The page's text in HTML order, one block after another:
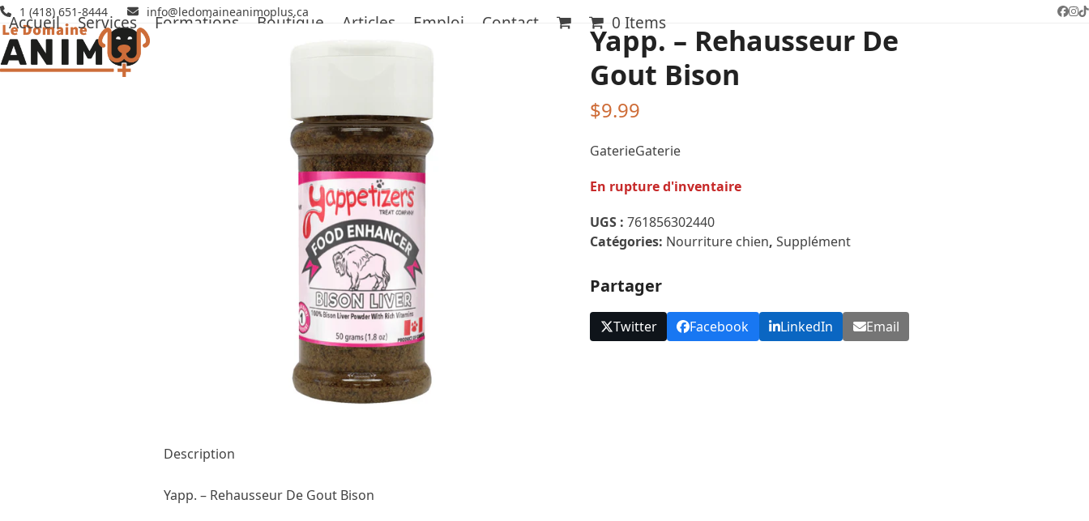
Skip
to
content
1 (418) 651-8444 info@ledomaineanimoplus.ca
Accueil Services Formations Boutique Articles Emploi Contact 0 Items
Yapp. – Rehausseur De
Gout Bison
$9.99
GaterieGaterie
En rupture d'inventaire
UGS :761856302440
Catégories: Nourriture chien,Supplément
Partager
Twitter Facebook LinkedIn Email
Description
Yapp. – Rehausseur De Gout Bison